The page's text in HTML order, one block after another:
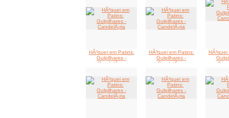
HÃ³quei em Patins:
Gulpilhares -
CandelÃ¡ria
HÃ³quei em Patins:
Gulpilhares -
CandelÃ¡ria